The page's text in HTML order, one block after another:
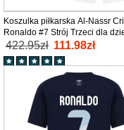
Koszulka piłkarska Al-Nassr
Ronaldo #7 Strój Trzeci dla
2025-26 tanio Krótki Rękaw (+
spodenki)
422.95zł 111.98zł